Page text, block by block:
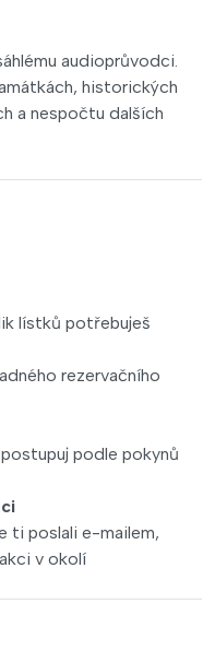
audioprůvodci.
historických
a nespočtu dalších
lístků potřebuješ
rezervačního
podle pokynů
ti poslali e-mailem,
v okolí